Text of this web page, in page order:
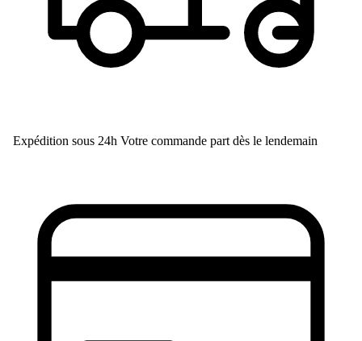
Expédition sous 24h Votre commande part dès le lendemain